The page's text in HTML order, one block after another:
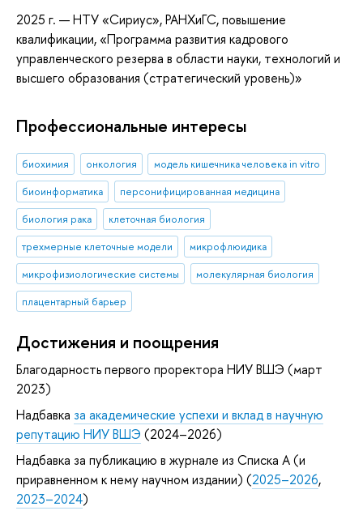
2025 г. — НТУ «Сириус», РАНХиГС, повышение
квалификации, «Программа развития кадрового
управленческого резерва в области науки, технологий и
высшего образования (стратегический уровень)»
Профессиональные интересы
биохимия онкология
модель кишечника человека in vitro
биоинформатика
персонифицированная медицина
биология рака
клеточная биология
трехмерные клеточные модели
микрофлюидика
микрофизиологические системы
молекулярная биология
плацентарный барьер
Достижения и поощрения
Благодарность первого проректора НИУ ВШЭ (март
2023)
Надбавка за академические успехи и вклад в научную
репутацию НИУ ВШЭ (2024–2026)
Надбавка за публикацию в журнале из Списка А (и
приравненном к нему научном издании) (2025–2026,
2023–2024)